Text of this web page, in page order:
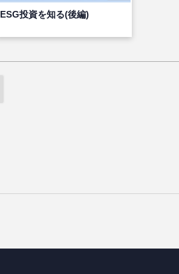
ESG投資を知る(後編)